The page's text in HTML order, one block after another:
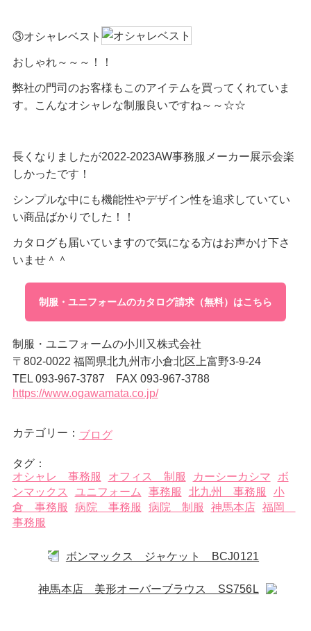
③オシャレベスト
おしゃれ～～～！！
弊社の門司のお客様もこのアイテムを買ってくれていま
す。こんなオシャレな制服良いですね～～☆☆
長くなりましたが2022-2023AW事務服メーカー展示会楽
しかったです！
シンプルな中にも機能性やデザイン性を追求していてい
い商品ばかりでした！！
カタログも届いていますので気になる方はお声かけ下さ
いませ＾＾
制服・ユニフォームのカタログ請求（無料）はこちら
制服・ユニフォームの小川又株式会社
〒802-0022 福岡県北九州市小倉北区上富野3-9-24
TEL 093-967-3787 FAX 093-967-3788
https://www.ogawamata.co.jp/
カテゴリー： ブログ
タグ：
オシャレ 事務服
オフィス 制服 カーシーカシマ
ボ
ンマックス
ユニフォーム 事務服 北九州 事務服
小
倉 事務服
病院 事務服 病院 制服 神馬本店 福岡
事務服
ボンマックス ジャケット BCJ0121
神馬本店 美形オーバーブラウス SS756L